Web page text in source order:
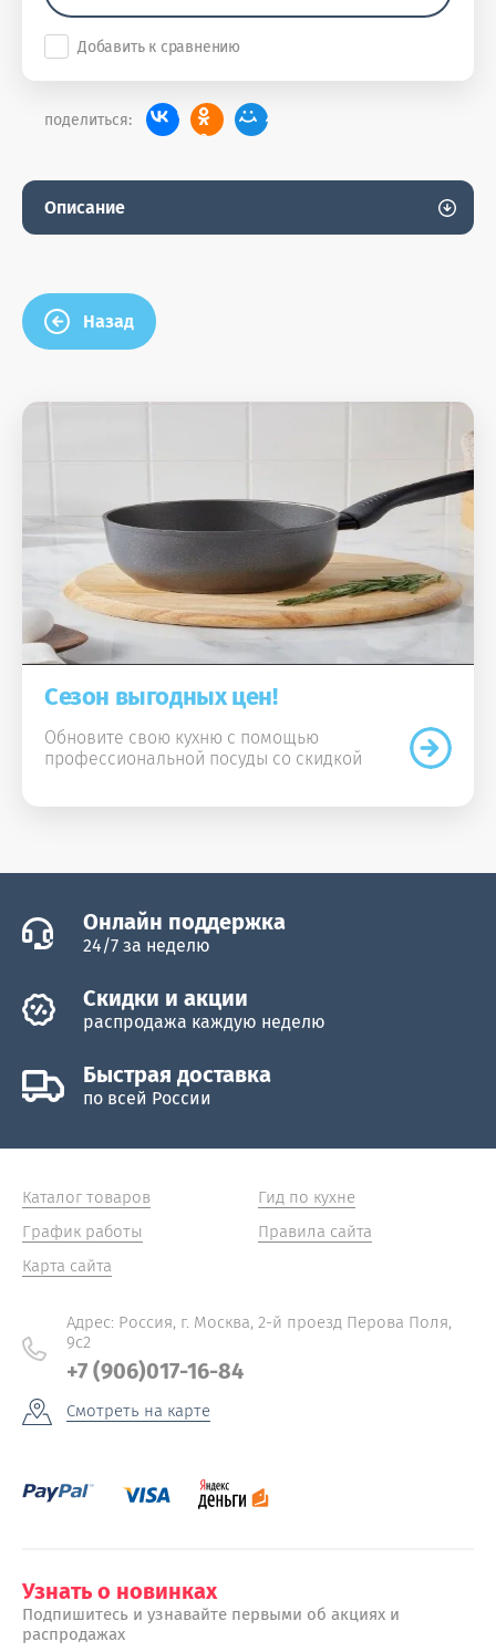
Добавить к сравнению
поделиться:
Описание
Назад
Сезон выгодных цен!
Обновите свою кухню с помощью
профессиональной посуды со скидкой
Онлайн поддержка
24/7 за неделю
Скидки и акции
распродажа каждую неделю
Быстрая доставка
по всей России
Каталог товаров
График работы
Карта сайта
Гид по кухне
Правила сайта
Адрес: Россия, г. Москва, 2-й проезд Перова Поля,
9с2
+7 (906)017-16-84
Смотреть на карте
Узнать о новинках
Подпишитесь и узнавайте первыми об акциях и
распродажах